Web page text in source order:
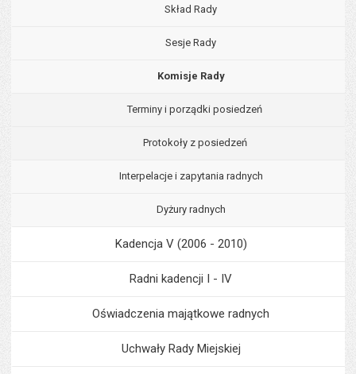
Skład Rady
Sesje Rady
Komisje Rady
Terminy i porządki posiedzeń
Protokoły z posiedzeń
Interpelacje i zapytania radnych
Dyżury radnych
Kadencja V (2006 - 2010)
Radni kadencji I - IV
Oświadczenia majątkowe radnych
Uchwały Rady Miejskiej